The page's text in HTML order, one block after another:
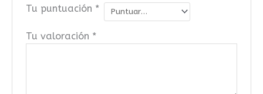
Tu puntuación *
Tu valoración *